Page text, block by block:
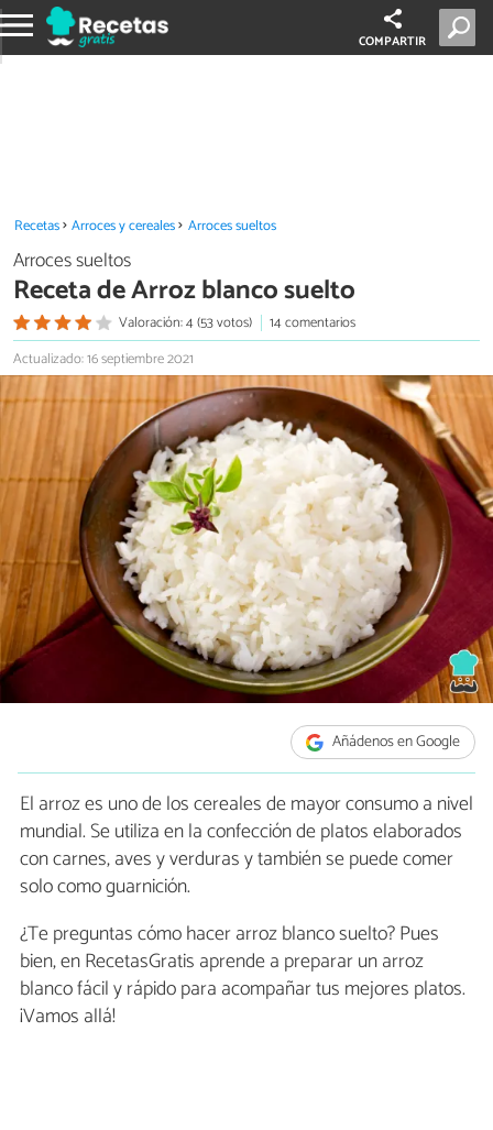
COMPARTIR
Recetas Arroces y cereales Arroces sueltos
Arroces sueltos
Receta de Arroz blanco suelto
Valoración: 4 (53 votos)
14 comentarios
Actualizado: 16 septiembre 2021
Añádenos en Google
El arroz es uno de los cereales de mayor consumo a nivel
mundial. Se utiliza en la confección de platos elaborados
con carnes, aves y verduras y también se puede comer
solo como guarnición.
¿Te preguntas cómo hacer arroz blanco suelto? Pues
bien, en RecetasGratis aprende a preparar un arroz
blanco fácil y rápido para acompañar tus mejores platos.
¡Vamos allá!